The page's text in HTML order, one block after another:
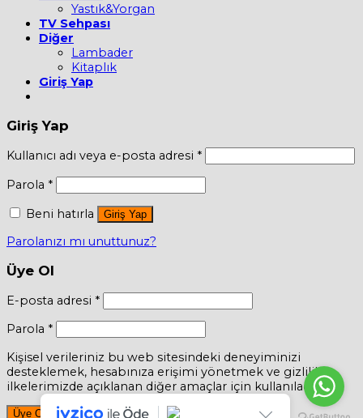
Yastık&Yorgan
TV Sehpası
Diğer
Lambader
Kitaplık
Giriş Yap
Giriş Yap
Kullanıcı adı veya e-posta adresi *
Parola *
Beni hatırla Giriş Yap
Parolanızı mı unuttunuz?
Üye Ol
E-posta adresi *
Parola *
Kişisel verileriniz bu web sitesindeki deneyiminizi
desteklemek, hesabınıza erişimi yönetmek ve gizlilik
ilkelerimizde açıklanan diğer amaçlar için kullanılacaktır.
Üye Ol